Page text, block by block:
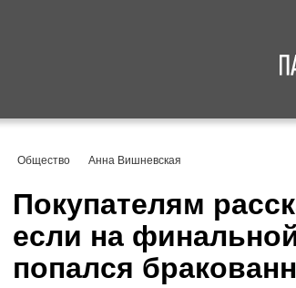
Общество Анна Вишневская
Покупателям
если на
попался